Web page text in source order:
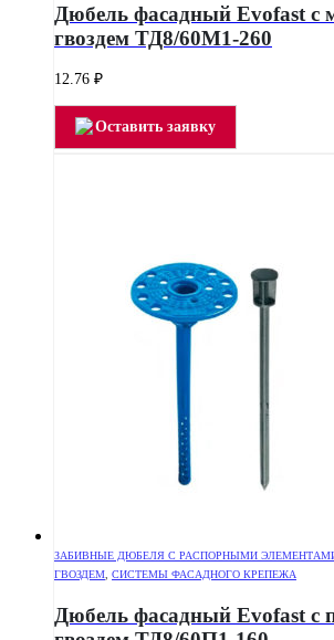
Дюбель фасадный Evofast с
гвоздем ТД8/60М1-260
12.76 ₽
Оставить заявку
ЗАБИВНЫЕ ДЮБЕЛЯ С РАСПОРНЫМИ
ГВОЗДЕМ СИСТЕМЫ ФАСАДНОГО КРЕПЕЖА
Дюбель фасадный Evofast с